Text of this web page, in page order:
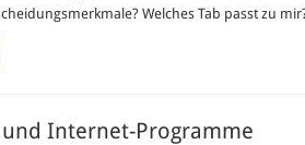
Welches Tab passt zu
und Internet-Programme